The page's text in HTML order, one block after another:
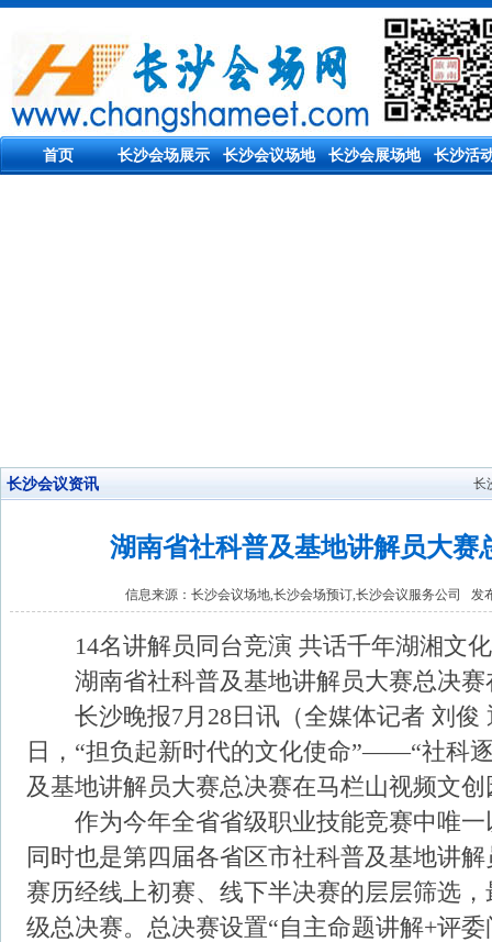
首页 长沙会场展示 长沙会议场地 长沙会展场地 长沙活
长沙会议资讯 长
湖南省社科普及基地讲解员大赛
信息来源：长沙会议场地,长沙会场预订,长沙会议服务公司 发
14名讲解员同台竞演 共话千年湖湘文化
湖南省社科普及基地讲解员大赛总决赛
长沙晚报7月28日讯（全媒体记者 刘俊
日，“担负起新时代的文化使命”——“社科
及基地讲解员大赛总决赛在马栏山视频文
作为今年全省省级职业技能竞赛中唯一
同时也是第四届各省区市社科普及基地讲
赛历经线上初赛、线下半决赛的层层筛选
级总决赛。总决赛设置“自主命题讲解+评